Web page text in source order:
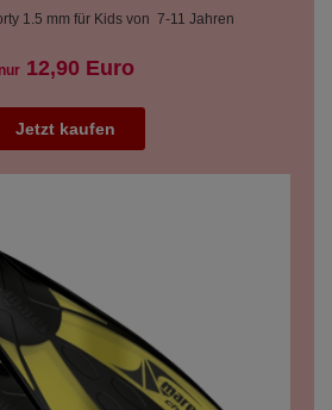
1.5 mm für Kids von 7-11 Jahren
nur12,90 Euro
Jetzt kaufen